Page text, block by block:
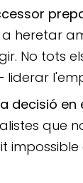
heretar
No tots
liderar
decisió en
que